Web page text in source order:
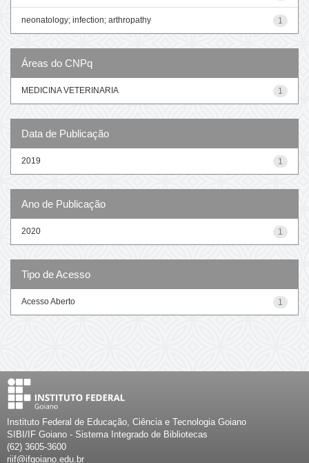
1
neonatology; infection; arthropathy
Áreas do CNPq
1
MEDICINA VETERINARIA
Data de Publicação
1
2019
Ano de Publicação
1
2020
Tipo de Acesso
1
Acesso Aberto
Instituto Federal de Educação, Ciência e Tecnologia Goiano
SIBI/IF Goiano - Sistema Integrado de Bibliotecas
(62) 3605-3600
riif@ifgoiano.edu.br